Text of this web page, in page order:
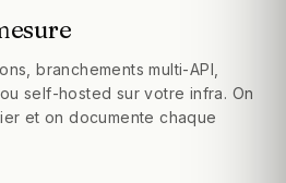
branchements multi-API,
self-hosted sur votre infra. On
et on documente chaque